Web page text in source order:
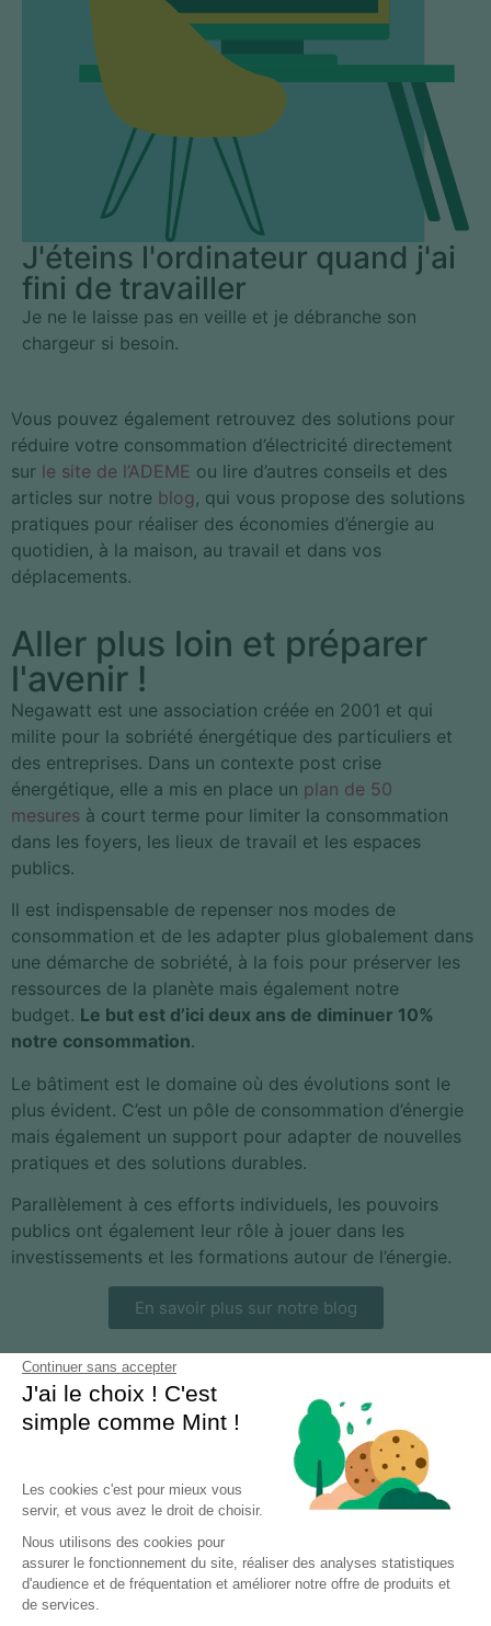
Continuer sans accepter
J'ai le choix ! C'est
simple comme Mint !
Les cookies c'est pour mieux vous
servir, et vous avez le droit de choisir.
Nous utilisons des cookies pour
assurer le fonctionnement du site, réaliser des analyses statistiques
d'audience et de fréquentation et améliorer notre offre de produits et
de services.
J'éteins l'ordinateur quand j'ai
fini de travailler
Je ne le laisse pas en veille et je débranche son
chargeur si besoin.
Vous pouvez également retrouvez des solutions pour
réduire votre consommation d’électricité directement
sur le site de l’ADEME ou lire d’autres conseils et des
articles sur notre blog, qui vous propose des solutions
pratiques pour réaliser des économies d’énergie au
quotidien, à la maison, au travail et dans vos
déplacements.
Aller plus loin et préparer
l'avenir !
Negawatt est une association créée en 2001 et qui
milite pour la sobriété énergétique des particuliers et
des entreprises. Dans un contexte post crise
énergétique, elle a mis en place un plan de 50
mesures à court terme pour limiter la consommation
dans les foyers, les lieux de travail et les espaces
publics.
Il est indispensable de repenser nos modes de
consommation et de les adapter plus globalement dans
une démarche de sobriété, à la fois pour préserver les
ressources de la planète mais également notre
budget. Le but est d’ici deux ans de diminuer 10%
notre consommation.
Le bâtiment est le domaine où des évolutions sont le
plus évident. C’est un pôle de consommation d’énergie
mais également un support pour adapter de nouvelles
pratiques et des solutions durables.
Parallèlement à ces efforts individuels, les pouvoirs
publics ont également leur rôle à jouer dans les
investissements et les formations autour de l’énergie.
En savoir plus sur notre blog